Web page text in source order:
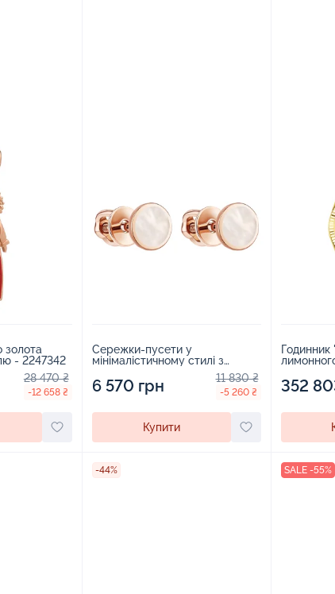
золота
- 2247342
28 470 ₴
-12 658 ₴
Сережки-пусети у
мінімалістичному стилі з
червоного золота з емаллю -
1924909
6 570 грн 11 830 ₴
-5 260 ₴
Купити
Годинник
352
-44% SALE -55%